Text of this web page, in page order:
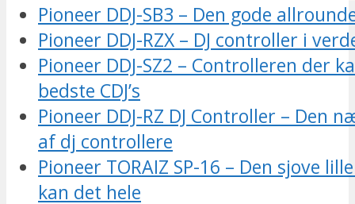
Pioneer DDJ-SB3 – Den gode
Pioneer DDJ-RZX – DJ controller i
Pioneer DDJ-SZ2 – Controlleren der
bedste CDJ’s
Pioneer DDJ-RZ DJ Controller – Den
af dj controllere
Pioneer TORAIZ SP-16 – Den sjove
kan det hele